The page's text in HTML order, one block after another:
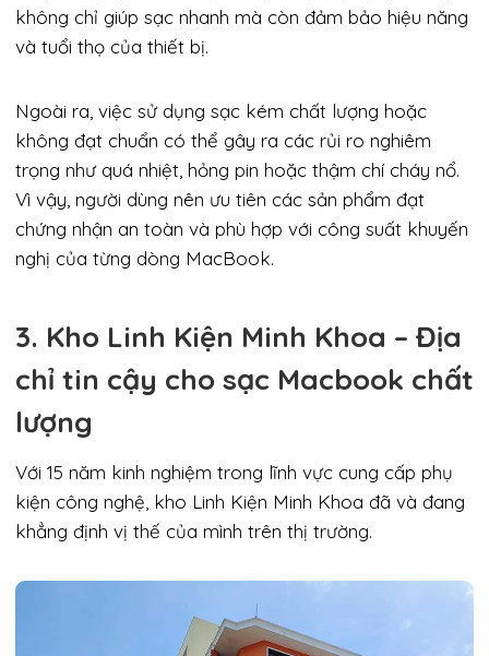
không chỉ giúp sạc nhanh mà còn đảm bảo hiệu năng
và tuổi thọ của thiết bị.
Ngoài ra, việc sử dụng sạc kém chất lượng hoặc
không đạt chuẩn có thể gây ra các rủi ro nghiêm
trọng như quá nhiệt, hỏng pin hoặc thậm chí cháy nổ.
Vì vậy, người dùng nên ưu tiên các sản phẩm đạt
chứng nhận an toàn và phù hợp với công suất khuyến
nghị của từng dòng MacBook.
3. Kho Linh Kiện Minh Khoa – Địa
chỉ tin cậy cho sạc Macbook chất
lượng
Với 15 năm kinh nghiệm trong lĩnh vực cung cấp phụ
kiện công nghệ, kho Linh Kiện Minh Khoa đã và đang
khẳng định vị thế của mình trên thị trường.